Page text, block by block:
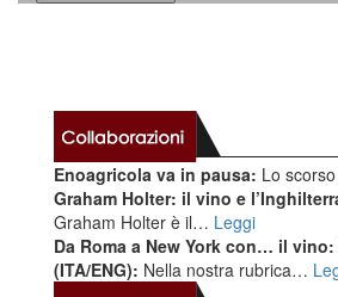
Enoagricola va in pausa: Lo
Graham Holter: il vino e
Graham Holter è il… Leggi
Da Roma a New York con… il
(ITA/ENG): Nella nostra rubrica…